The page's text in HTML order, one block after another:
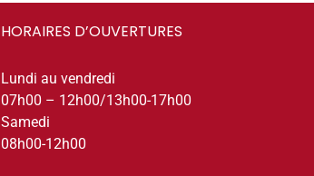
HORAIRES D’OUVERTURES
Lundi au vendredi
07h00 – 12h00/13h00-17h00
Samedi
08h00-12h00